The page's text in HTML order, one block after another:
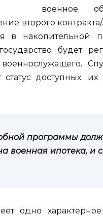
военное
второго
в накопительной
будет
доступных:
программы
военная ипотека, и
одно